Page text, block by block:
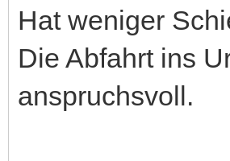
Hat weniger
Die Abfahrt ins
anspruchsvoll.